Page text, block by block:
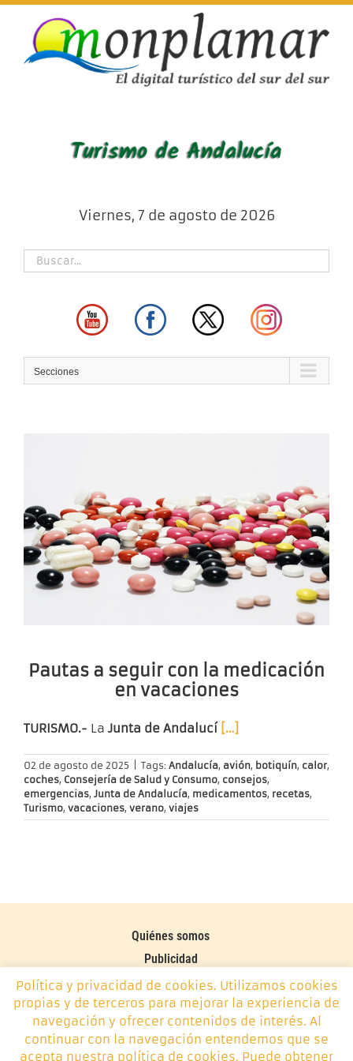
Skip
content
Viernes, 7 de agosto de 2026
Secciones
Pautas a seguir con la medicación
en vacaciones
TURISMO.- La Junta de Andalucí […]
02 de agosto de 2025 Tags: Andalucía, avión, botiquín, calor,
coches, Consejería de Salud y Consumo, consejos,
emergencias, Junta de Andalucía, medicamentos, recetas,
Turismo, vacaciones, verano, viajes
Quiénes somos
Publicidad
Contacto
Política de cookies
Monplamar, desde 2014 -info@monplamar.com- +34 656
Política y privacidad de cookies. Utilizamos cookies
propias y de terceros para mejorar la experiencia de
navegación y ofrecer contenidos de interés. Al
continuar con la navegación entendemos que se
acepta nuestra política de cookies. Puede obtener